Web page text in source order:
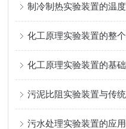
制冷制热实验装置的温
化工原理实验装置的整
化工原理实验装置的基
污泥比阻实验装置与传
污水处理实验装置的应